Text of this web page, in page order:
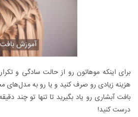
برای اینکه موهاتون رو از حالت سادگی و
هزینه زیادی رو صرف کنید و یا رو به مدل‌های
بافت آبشاری رو یاد بگیرید تا تنها تو چند
درست کنید!